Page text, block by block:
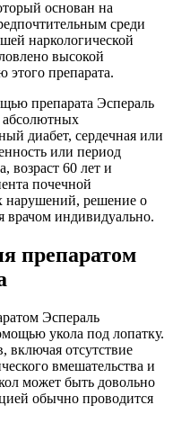
основан на
среди
наркологической
высокой
препарата.
препарата Эспераль
абсолютных
диабет, сердечная или
или период
возраст 60 лет и
почечной
нарушений, решение о
врачом индивидуально.
препаратом
Эспераль
укола под лопатку.
включая отсутствие
вмешательства и
может быть довольно
обычно проводится